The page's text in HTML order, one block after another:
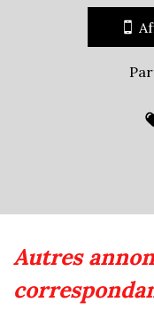
autres annonces immobilières